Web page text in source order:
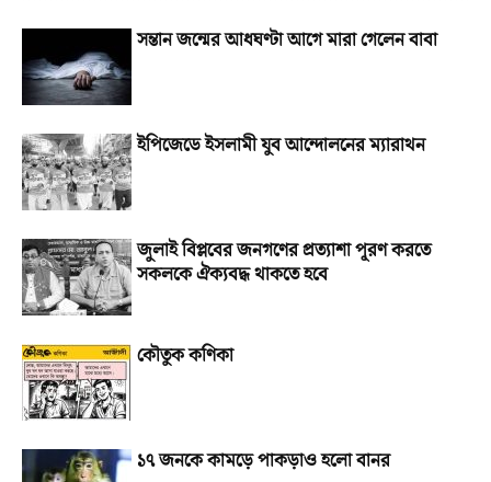
সন্তান জন্মের আধঘণ্টা আগে মারা গেলেন বাবা
ইপিজেডে ইসলামী যুব আন্দোলনের ম্যারাথন
জুলাই বিপ্লবের জনগণের প্রত্যাশা পূরণ করতে
সকলকে ঐক্যবদ্ধ থাকতে হবে
কৌতুক কণিকা
১৭ জনকে কামড়ে পাকড়াও হলো বানর